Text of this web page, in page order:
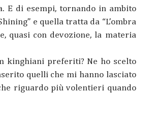
E di esempi, tornando in ambito
e quella tratta da “L’ombra
quasi con devozione, la materia
kinghiani preferiti? Ne ho scelto
quelli che mi hanno lasciato
riguardo più volentieri quando